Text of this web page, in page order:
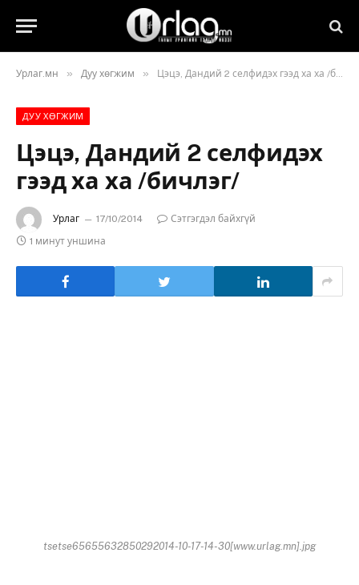
Урлаг.мн » Дуу хөгжим » Цэцэ, Дандий 2 селфидэх гээд ха ха /бичлэг/
ДУУ ХӨГЖИМ
Цэцэ, Дандий 2 селфидэх
гээд ха ха /бичлэг/
Урлаг 17/10/2014
Сэтгэгдэл байхгүй
1 минут уншина
tsetse65655632850292014-10-17-14-30[www.urlag.mn].jpg